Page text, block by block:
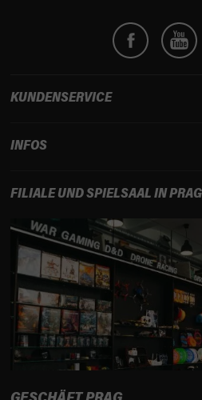
KUNDENSERVICE
INFOS
FILIALE UND SPIELSAAL IN PRAG